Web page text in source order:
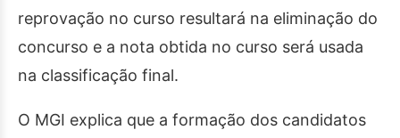
reprovação no curso resultará na eliminação do
concurso e a nota obtida no curso será usada
na classificação final.
O MGI explica que a formação dos candidatos